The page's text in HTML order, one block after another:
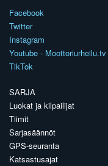
Facebook
Twitter
Instagram
Youtube - Moottoriurheilu.tv
TikTok
SARJA
Luokat ja kilpailijat
Tiimit
Sarjasäännöt
GPS-seuranta
Katsastusajat